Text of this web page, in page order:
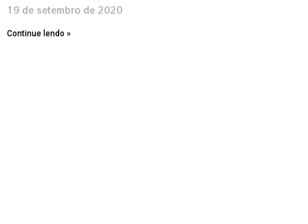
19 de setembro de 2020
Continue lendo »